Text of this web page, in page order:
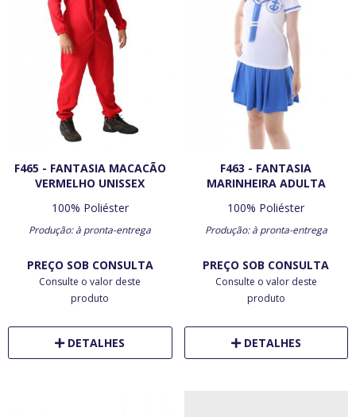
F465 - FANTASIA MACACÃO
VERMELHO UNISSEX
100% Poliéster
Produção: à pronta-entrega
PREÇO SOB CONSULTA
Consulte o valor deste
produto
DETALHES
F463 - FANTASIA
MARINHEIRA ADULTA
100% Poliéster
Produção: à pronta-entrega
PREÇO SOB CONSULTA
Consulte o valor deste
produto
DETALHES